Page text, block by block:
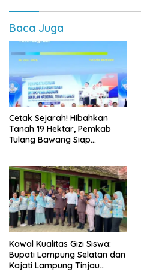
Baca Juga
Cetak Sejarah! Hibahkan
Tanah 19 Hektar, Pemkab
Tulang Bawang Siap
Lampung
Kawal Kualitas Gizi Siswa:
Bupati Lampung Selatan dan
Kajati Lampung Tinjau